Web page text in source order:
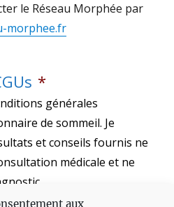
aux
le Réseau Morphée par
morphee.fr
*
générales
de sommeil. Je
et conseils fournis ne
médicale et ne